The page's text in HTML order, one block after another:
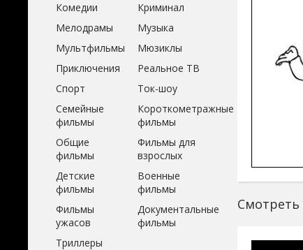
Смотреть
Комедии
Криминал
Мелодрамы
Музыка
Мультфильмы
Мюзиклы
Приключения
Реальное ТВ
Спорт
Ток-шоу
Семейные
фильмы
Короткометражные
фильмы
Общие
фильмы
Фильмы для
взрослых
Детские
фильмы
Военные
фильмы
Фильмы
ужасов
Документальные
фильмы
Триллеры